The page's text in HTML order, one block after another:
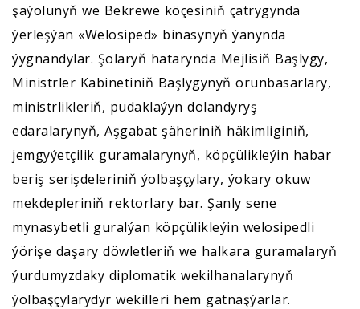
şaýolunyň we Bekrewe köçesiniň çatrygynda
ýerleşýän «Welosiped» binasynyň ýanynda
ýygnandylar. Şolaryň hatarynda Mejlisiň Başlygy,
Ministrler Kabinetiniň Başlygynyň orunbasarlary,
ministrlikleriň, pudaklaýyn dolandyryş
edaralarynyň, Aşgabat şäheriniň häkimliginiň,
jemgyýetçilik guramalarynyň, köpçülikleýin habar
beriş serişdeleriniň ýolbaşçylary, ýokary okuw
mekdepleriniň rektorlary bar. Şanly sene
mynasybetli guralýan köpçülikleýin welosipedli
ýörişe daşary döwletleriň we halkara guramalaryň
ýurdumyzdaky diplomatik wekilhanalarynyň
ýolbaşçylarydyr wekilleri hem gatnaşýarlar.